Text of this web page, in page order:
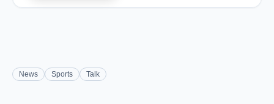
News Sports Talk